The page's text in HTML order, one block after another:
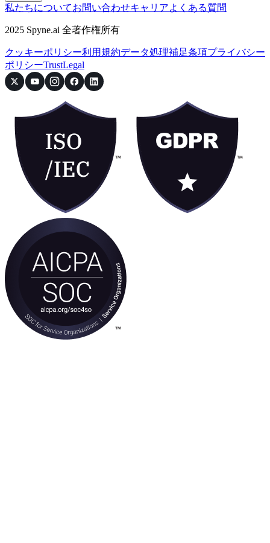
私たちについてお問い合わせキャリアよくある質問
2025 Spyne.ai 全著作権所有
クッキーポリシー利用規約データ処理補足条項プライバシー
ポリシーTrustLegal